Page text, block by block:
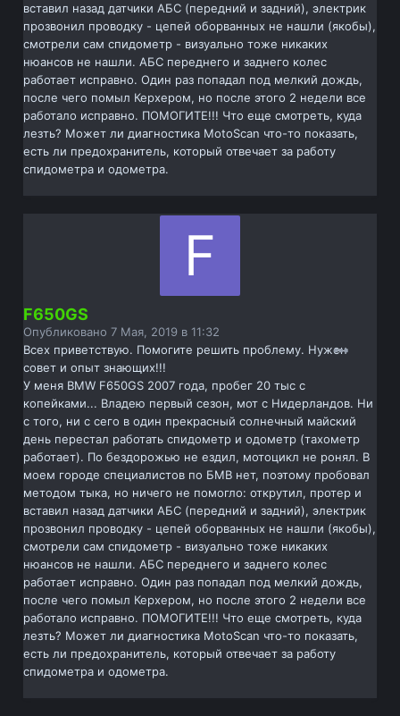
вставил назад датчики АБС (передний и задний), электрик
прозвонил проводку - цепей оборванных не нашли (якобы),
смотрели сам спидометр - визуально тоже никаких
нюансов не нашли. АБС переднего и заднего колес
работает исправно. Один раз попадал под мелкий дождь,
после чего помыл Керхером, но после этого 2 недели все
работало исправно. ПОМОГИТЕ!!! Что еще смотреть, куда
лезть? Может ли диагностика MotoScan что-то показать,
есть ли предохранитель, который отвечает за работу
спидометра и одометра.
F650GS
Опубликовано7 Мая, 2019 в 11:32
Всех приветствую. Помогите решить проблему. Нужен
совет и опыт знающих!!!
У меня BMW F650GS 2007 года, пробег 20 тыс с
копейками... Владею первый сезон, мот с Нидерландов. Ни
с того, ни с сего в один прекрасный солнечный майский
день перестал работать спидометр и одометр (тахометр
работает). По бездорожью не ездил, мотоцикл не ронял. В
моем городе специалистов по БМВ нет, поэтому пробовал
методом тыка, но ничего не помогло: открутил, протер и
вставил назад датчики АБС (передний и задний), электрик
прозвонил проводку - цепей оборванных не нашли (якобы),
смотрели сам спидометр - визуально тоже никаких
нюансов не нашли. АБС переднего и заднего колес
работает исправно. Один раз попадал под мелкий дождь,
после чего помыл Керхером, но после этого 2 недели все
работало исправно. ПОМОГИТЕ!!! Что еще смотреть, куда
лезть? Может ли диагностика MotoScan что-то показать,
есть ли предохранитель, который отвечает за работу
спидометра и одометра.